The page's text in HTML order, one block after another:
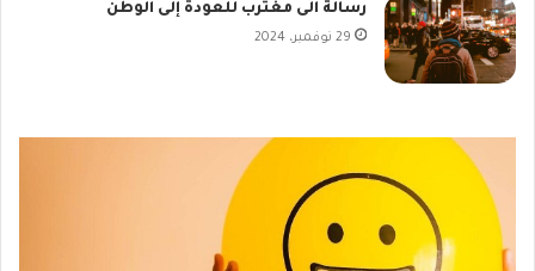
رسالة الى مغترب للعودة إلى الوطن
29 نوفمبر، 2024